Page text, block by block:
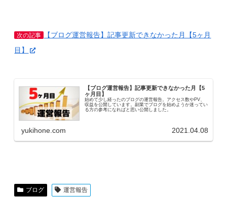
次の記事
【ブログ運営報告】記事更新できなかった月【5ヶ月
目】
【ブログ運営報告】記事更新できなかった月【5
ヶ月目】
始めて少し経ったのブログの運営報告。アクセス数やPV、
収益を公開しています。副業でブログを始めようか迷ってい
る方の参考になればと思い公開しました。
yukihone.com 2021.04.08
ブログ 運営報告